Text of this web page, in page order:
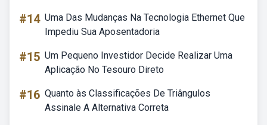
#14 Uma Das Mudanças Na Tecnologia Ethernet Que
Impediu Sua Aposentadoria
#15 Um Pequeno Investidor Decide Realizar Uma
Aplicação No Tesouro Direto
#16 Quanto às Classificações De Triângulos
Assinale A Alternativa Correta